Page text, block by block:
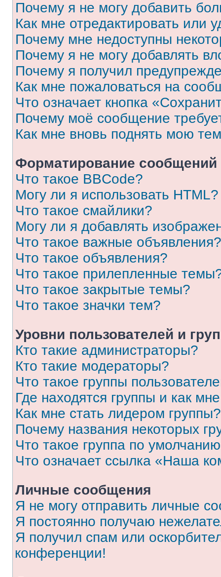
Почему я не могу добавить
Как мне отредактировать или
Почему мне недоступны
Почему я не могу добавлять
Почему я получил
Как мне пожаловаться на
Что означает кнопка
Почему моё сообщение
Как мне вновь поднять мою
Форматирование
Что такое BBCode?
Могу ли я использовать HTML?
Что такое смайлики?
Могу ли я добавлять
Что такое важные объявления?
Что такое объявления?
Что такое прилепленные
Что такое закрытые темы?
Что такое значки тем?
Уровни пользователей и
Кто такие администраторы?
Кто такие модераторы?
Что такое группы
Где находятся группы и как
Как мне стать лидером группы?
Почему названия некоторых
Что такое группа по
Что означает ссылка «Наша
Личные сообщения
Я не могу отправить личные
Я постоянно получаю
Я получил спам или
конференции!